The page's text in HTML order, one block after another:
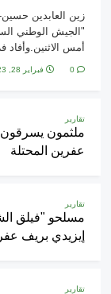
زين العابدين
"الجيش الوطني
أمس الاثنين.وأفاد
0 فبراير 28, 2023
تقارير
ملثمون يسرقون
عفرين المحتلة
تقارير
مسلحو "فيلق
إيزيدي بريف
تقارير